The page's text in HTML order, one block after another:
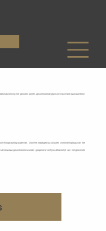
met gesloten poriën, gecontroleerde glans en maximale duurzaamheid
hoogwaardig oppervlak. Door het stapsgewijs polijsten wordt de toplaag van het
structuur gecontroleerd worden geopend of verfijnd, afhankelijk van het gewenste